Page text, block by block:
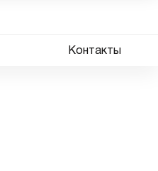
Контакты